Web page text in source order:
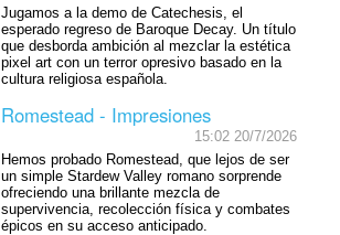
Jugamos a la demo de Catechesis, el
esperado regreso de Baroque Decay. Un título
que desborda ambición al mezclar la estética
pixel art con un terror opresivo basado en la
cultura religiosa española.
Romestead - Impresiones
15:02 20/7/2026
Hemos probado Romestead, que lejos de ser
un simple Stardew Valley romano sorprende
ofreciendo una brillante mezcla de
supervivencia, recolección física y combates
épicos en su acceso anticipado.